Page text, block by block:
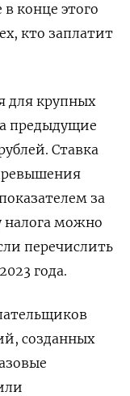
конце этого
кто заплатит
для крупных
предыдущие
Ставка
за
налога можно
перечислить
года.
созданных